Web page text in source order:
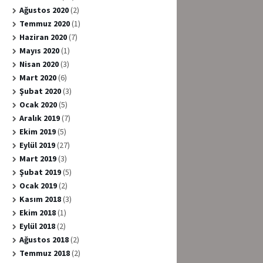
Ağustos 2020(2)
Temmuz 2020(1)
Haziran 2020(7)
Mayıs 2020(1)
Nisan 2020(3)
Mart 2020(6)
Şubat 2020(3)
Ocak 2020(5)
Aralık 2019(7)
Ekim 2019(5)
Eylül 2019(27)
Mart 2019(3)
Şubat 2019(5)
Ocak 2019(2)
Kasım 2018(3)
Ekim 2018(1)
Eylül 2018(2)
Ağustos 2018(2)
Temmuz 2018(2)